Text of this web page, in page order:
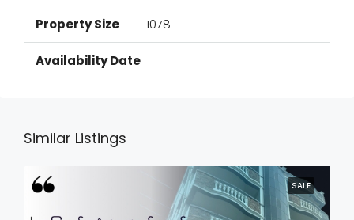
1078
Similar Listings
SALE